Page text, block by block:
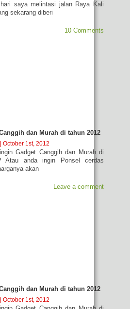
saya melintasi jalan Raya Kali
sekarang diberi
10 Comments
dan Murah di tahun 2012
| October 1st, 2012
Gadget Canggih dan Murah di
Atau anda ingin Ponsel cerdas
akan
Leave a comment
dan Murah di tahun 2012
| October 1st, 2012